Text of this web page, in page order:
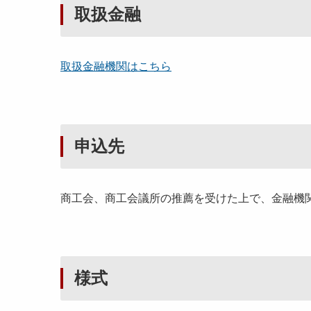
取扱金融
取扱金融機関はこちら
申込先
商工会、商工会議所の推薦を受けた上で、金融機
様式